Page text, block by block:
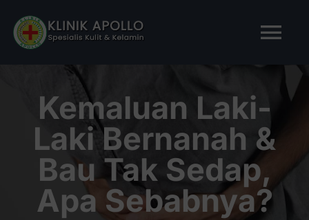
content
TENTANG KAMI
LAYANAN KAMI
Kemaluan Laki-
Laki Bernanah &
Bau Tak Sedap,
Apa Sebabnya?